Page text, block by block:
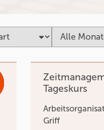
Tageskurs
Griff